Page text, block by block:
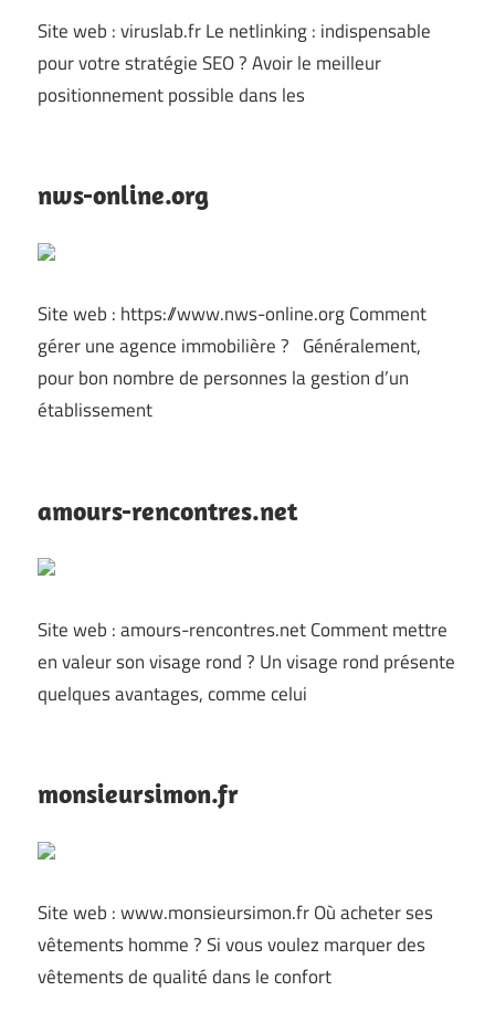
Site web : viruslab.fr Le netlinking : indispensable
pour votre stratégie SEO ? Avoir le meilleur
positionnement possible dans les
nws-online.org
Site web : https://www.nws-online.org Comment
gérer une agence immobilière ? Généralement,
pour bon nombre de personnes la gestion d’un
établissement
amours-rencontres.net
Site web : amours-rencontres.net Comment mettre
en valeur son visage rond ? Un visage rond présente
quelques avantages, comme celui
monsieursimon.fr
Site web : www.monsieursimon.fr Où acheter ses
vêtements homme ? Si vous voulez marquer des
vêtements de qualité dans le confort